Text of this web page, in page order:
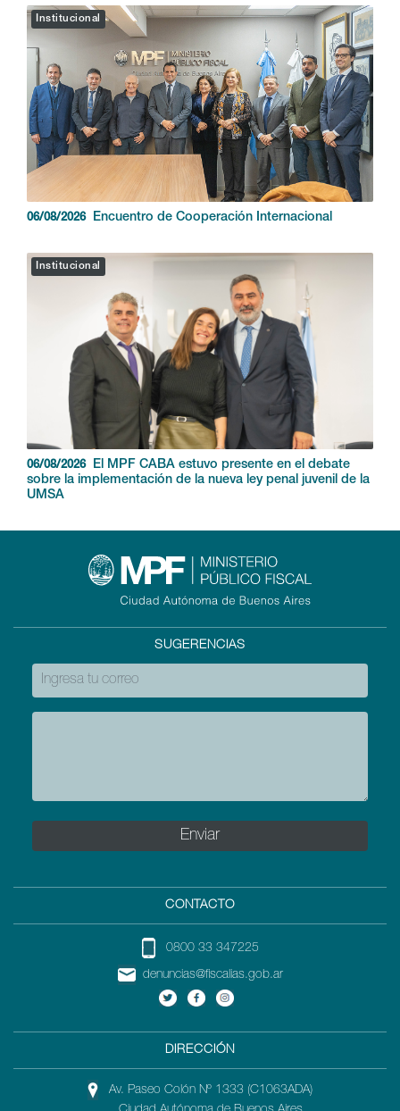
Institucional
06/08/2026 Encuentro de Cooperación Internacional
Institucional
06/08/2026
El MPF CABA estuvo presente en el debate
sobre la implementación de la nueva ley penal juvenil de la
UMSA
SUGERENCIAS
CONTACTO
0800 33 347225
denuncias@fiscalias.gob.ar
DIRECCIÓN
Av. Paseo Colón Nº 1333 (C1063ADA)